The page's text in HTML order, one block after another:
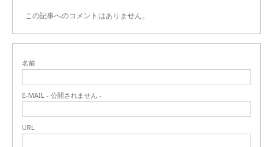
この記事へのコメントはありません。
名前
E-MAIL - 公開されません -
URL